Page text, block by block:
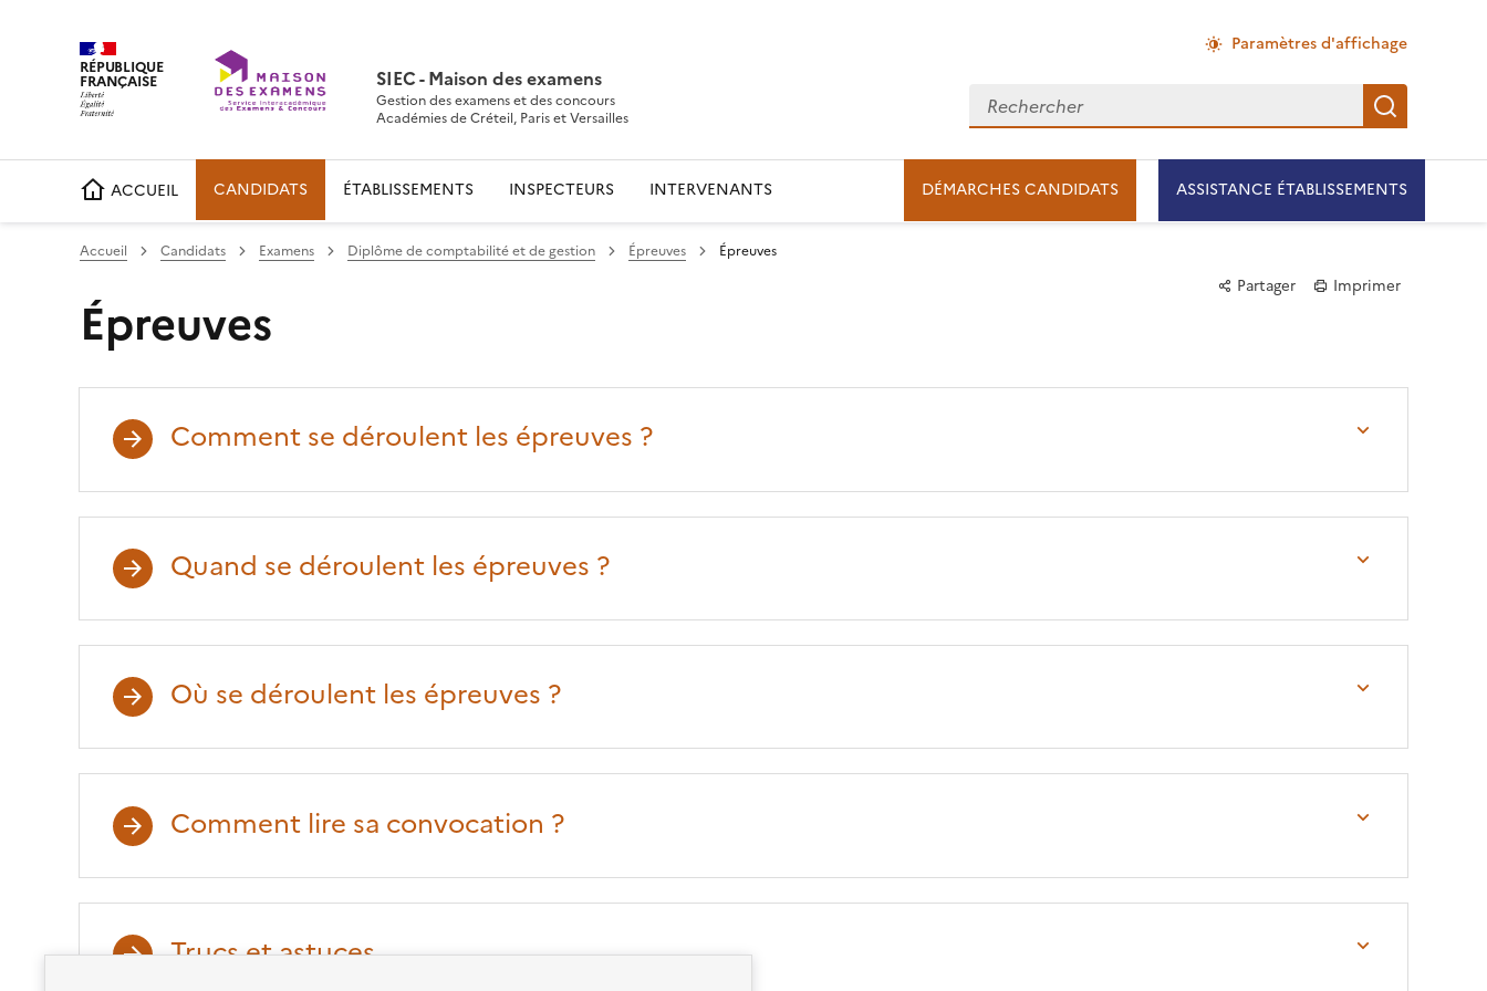
RÉPUBLIQUE
FRANÇAISE SIEC - Maison des examens
Gestion des examens et des concours
Académies de Créteil, Paris et Versailles
Paramètres d'affichage
Rechercher
ACCUEIL CANDIDATS ÉTABLISSEMENTS INSPECTEURS INTERVENANTS DÉMARCHES CANDIDATS ASSISTANCE ÉTABLISSEMENTS
Accueil Candidats Examens Diplôme de comptabilité et de gestion Épreuves Épreuves
Partager Imprimer
Épreuves
Partager sur Facebook
Partager sur Twitter
Partager sur LinkedIn
Partager par emailCopier dans le presse-papier
Comment se déroulent les épreuves ?
Quand se déroulent les épreuves ?
Où se déroulent les épreuves ?
Comment lire sa convocation ?
Trucs et astuces